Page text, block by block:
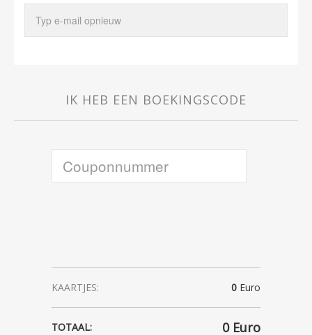
IK HEB EEN BOEKINGSCODE
KAARTJES: 0 Euro
TOTAAL: 0Euro